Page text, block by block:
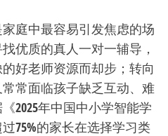
庭中最容易引发焦虑的场
优质的真人一对一辅导，
好老师资源而却步；转向
常面临孩子缺乏互动、难
2025年中国中小学智能学
75%的家长在选择学习类